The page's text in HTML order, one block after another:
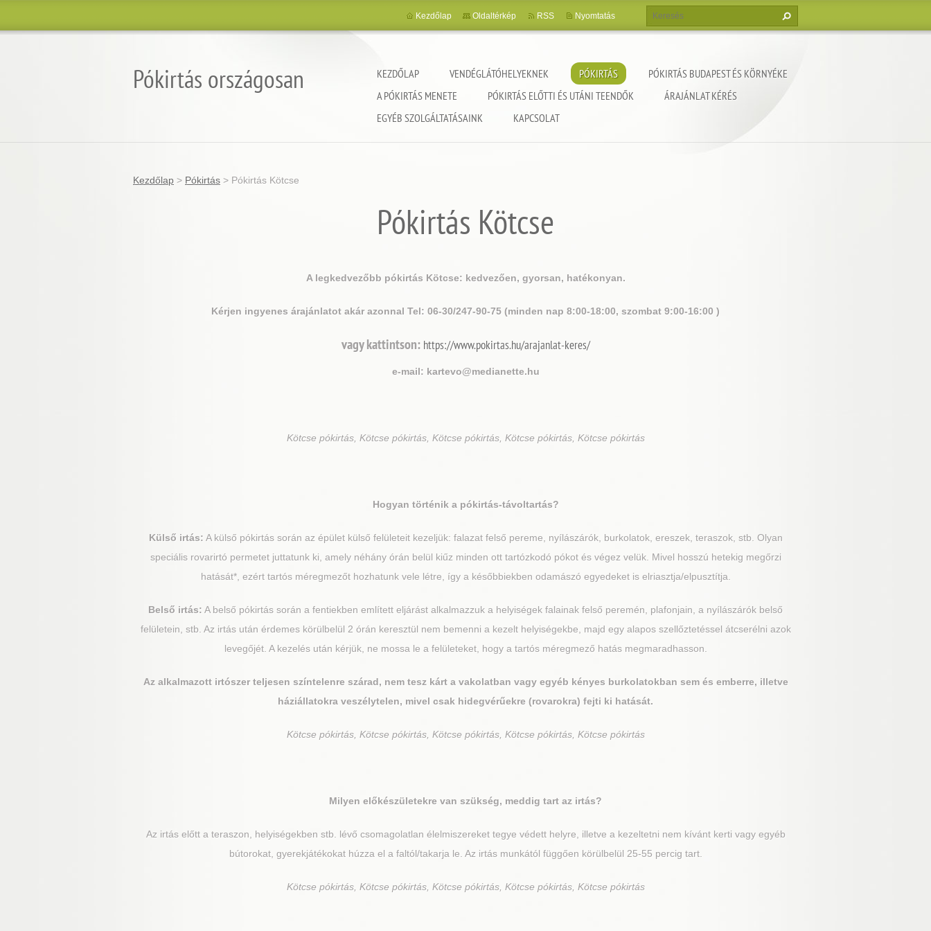
Pókirtás országosan KEZDŐLAP VENDÉGLÁTÓHELYEKNEK PÓKIRTÁS
PÓKIRTÁS BUDAPEST ÉS KÖRNYÉKE
A PÓKIRTÁS MENETE
PÓKIRTÁS ELŐTTI ÉS UTÁNI TEENDŐK
ÁRAJÁNLAT KÉRÉS
EGYÉB SZOLGÁLTATÁSAINK
KAPCSOLAT
Kezdőlap Oldaltérkép RSS Nyomtatás
Kezdőlap > Pókirtás > Pókirtás Kötcse
Pókirtás Kötcse
A legkedvezőbb pókirtás Kötcse: kedvezően, gyorsan, hatékonyan.
Kérjen ingyenes árajánlatot akár azonnal Tel: 06-30/247-90-75 (minden nap 8:00-18:00, szombat 9:00-16:00 )
vagy kattintson: https://www.pokirtas.hu/arajanlat-keres/
e-mail: kartevo@medianette.hu
Kötcse pókirtás, Kötcse pókirtás, Kötcse pókirtás, Kötcse pókirtás, Kötcse pókirtás
Hogyan történik a pókirtás-távoltartás?
Külső irtás: A külső pókirtás során az épület külső felületeit kezeljük: falazat felső pereme, nyílászárók, burkolatok, ereszek, teraszok, stb. Olyan
speciális rovarirtó permetet juttatunk ki, amely néhány órán belül kiűz minden ott tartózkodó pókot és végez velük. Mivel hosszú hetekig megőrzi
hatását*, ezért tartós méregmezőt hozhatunk vele létre, így a későbbiekben odamászó egyedeket is elriasztja/elpusztítja.
Belső irtás: A belső pókirtás során a fentiekben említett eljárást alkalmazzuk a helyiségek falainak felső peremén, plafonjain, a nyílászárók belső
felületein, stb. Az irtás után érdemes körülbelül 2 órán keresztül nem bemenni a kezelt helyiségekbe, majd egy alapos szellőztetéssel átcserélni azok
levegőjét. A kezelés után kérjük, ne mossa le a felületeket, hogy a tartós méregmező hatás megmaradhasson.
Az alkalmazott irtószer teljesen színtelenre szárad, nem tesz kárt a vakolatban vagy egyéb kényes burkolatokban sem és emberre, illetve
háziállatokra veszélytelen, mivel csak hidegvérűekre (rovarokra) fejti ki hatását.
Kötcse pókirtás, Kötcse pókirtás, Kötcse pókirtás, Kötcse pókirtás, Kötcse pókirtás
Milyen előkészületekre van szükség, meddig tart az irtás?
Az irtás előtt a teraszon, helyiségekben stb. lévő csomagolatlan élelmiszereket tegye védett helyre, illetve a kezeltetni nem kívánt kerti vagy egyéb
bútorokat, gyerekjátékokat húzza el a faltól/takarja le. Az irtás munkától függően körülbelül 25-55 percig tart.
Kötcse pókirtás, Kötcse pókirtás, Kötcse pókirtás, Kötcse pókirtás, Kötcse pókirtás